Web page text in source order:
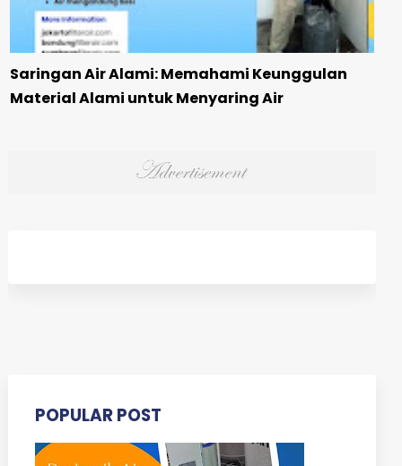
Saringan Air Alami: Memahami Keunggulan
Material Alami untuk Menyaring Air
POPULAR POST